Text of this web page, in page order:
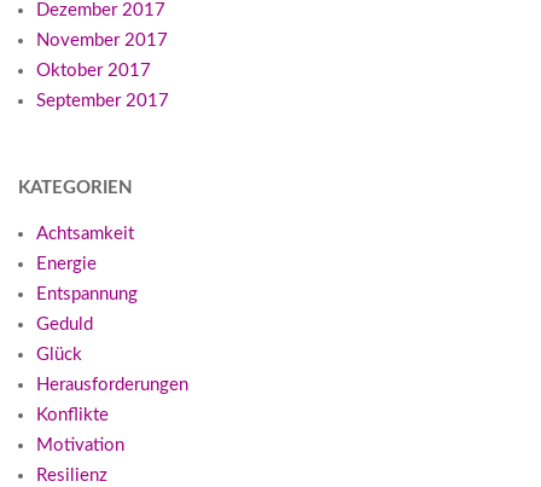
Dezember 2017
November 2017
Oktober 2017
September 2017
KATEGORIEN
Achtsamkeit
Energie
Entspannung
Geduld
Glück
Herausforderungen
Konflikte
Motivation
Resilienz